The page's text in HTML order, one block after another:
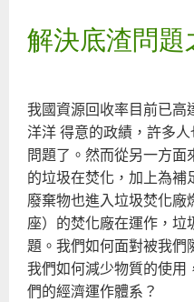
解決底渣問題
我國資源回收率目前已
洋洋 得意的政績，許多
問題了。然而從另一方
的垃圾在焚化，加上為
廢棄物也進入垃圾焚化
座）的焚化廠在運作，
題。我們如何面對被我們
我們如何減少物質的使
們的經濟運作體系？